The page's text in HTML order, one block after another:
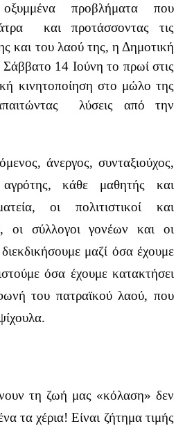
προβλήματα που
και προτάσσοντας τις
και του λαού της, η Δημοτική
14 Ιούνη το πρωί στις
κινητοποίηση στο μώλο της
λύσεις από την
άνεργος, συνταξιούχος,
αγρότης, κάθε μαθητής και
οι πολιτιστικοί και
οι σύλλογοι γονέων και οι
μαζί όσα έχουμε
όσα έχουμε κατακτήσει
του πατραϊκού λαού, που
τη ζωή μας «κόλαση» δεν
τα χέρια! Είναι ζήτημα τιμής